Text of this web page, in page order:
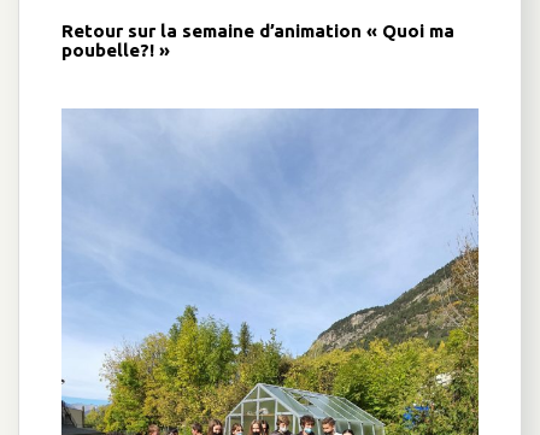
Retour sur la semaine d’animation « Quoi ma
poubelle?! »